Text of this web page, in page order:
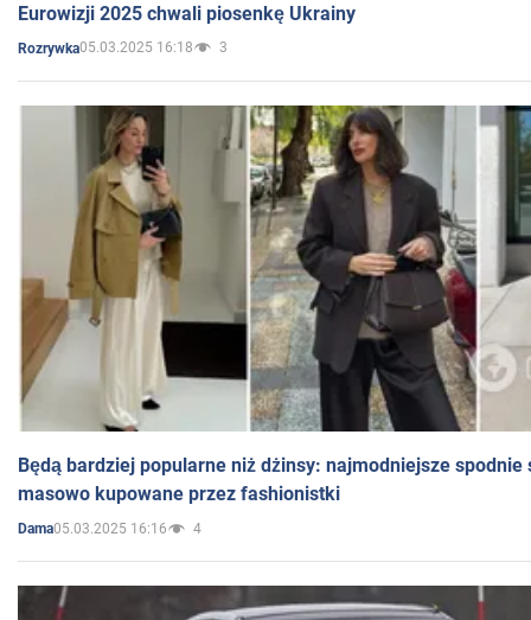
Eurowizji 2025 chwali piosenkę Ukrainy
Rozrywka05.03.2025 16:18 3
Będą bardziej popularne niż dżinsy: najmodniejsze spodnie
masowo kupowane przez fashionistki
Dama05.03.2025 16:16 4